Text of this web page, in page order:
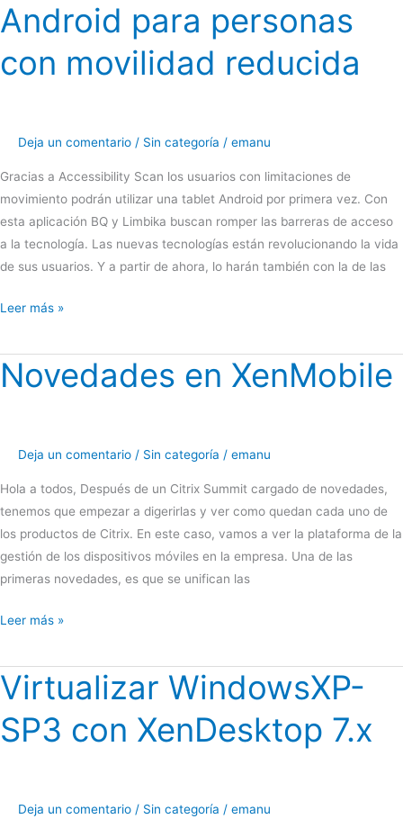
Android para personas
con movilidad reducida
Deja un comentario / Sin categoría / emanu
Gracias a Accessibility Scan los usuarios con limitaciones de
movimiento podrán utilizar una tablet Android por primera vez. Con
esta aplicación BQ y Limbika buscan romper las barreras de acceso
a la tecnología. Las nuevas tecnologías están revolucionando la vida
de sus usuarios. Y a partir de ahora, lo harán también con la de las
BQ
Limbika
lanzan
nativa
Android
para
personas
con
movilidad
Leer más »
Novedades en XenMobile
Deja un comentario / Sin categoría / emanu
Hola a todos, Después de un Citrix Summit cargado de novedades,
tenemos que empezar a digerirlas y ver como quedan cada uno de
los productos de Citrix. En este caso, vamos a ver la plataforma de la
gestión de los dispositivos móviles en la empresa. Una de las
primeras novedades, es que se unifican las
Novedades
XenMobile
Leer más »
Virtualizar WindowsXP-
SP3 con XenDesktop 7.x
Deja un comentario / Sin categoría / emanu